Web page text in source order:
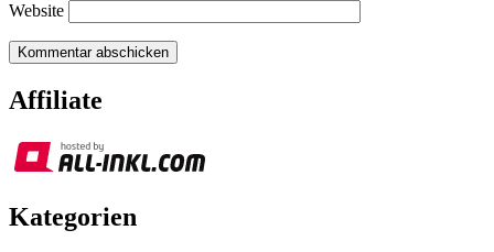
Website
Affiliate
Kategorien